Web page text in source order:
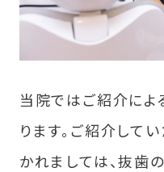
当院ではご紹介によ
ります。ご紹介して
かれましては、抜⻭